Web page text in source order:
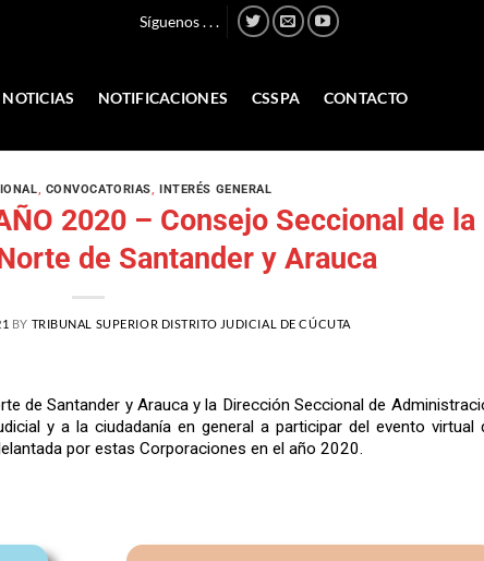
Síguenos . . .
NOTICIAS NOTIFICACIONES CSSPA CONTACTO
, CONVOCATORIAS,INTERÉS GENERAL
2020 – Consejo Seccional de la
de Santander y Arauca
BY TRIBUNAL SUPERIOR DISTRITO JUDICIAL DE CÚCUTA
de Santander y Arauca y la Dirección Seccional de
y a la ciudadanía en general a participar del evento virtual
por estas Corporaciones en el año 2020.